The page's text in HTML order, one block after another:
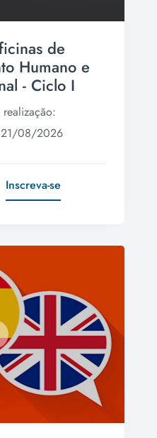
de
Humano e
- Ciclo I
08/2026
Inscreva-se